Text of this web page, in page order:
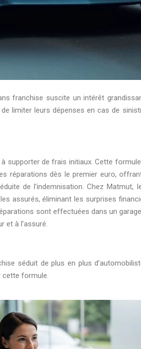
franchise suscite un intérêt
limiter leurs dépenses en cas de
supporter de frais initiaux. Cette formule
réparations dès le premier euro,
de l’indemnisation. Chez Matmut,
assurés, éliminant les surprises
sont effectuées dans un
et à l’assuré.
séduit de plus en plus
cette formule.